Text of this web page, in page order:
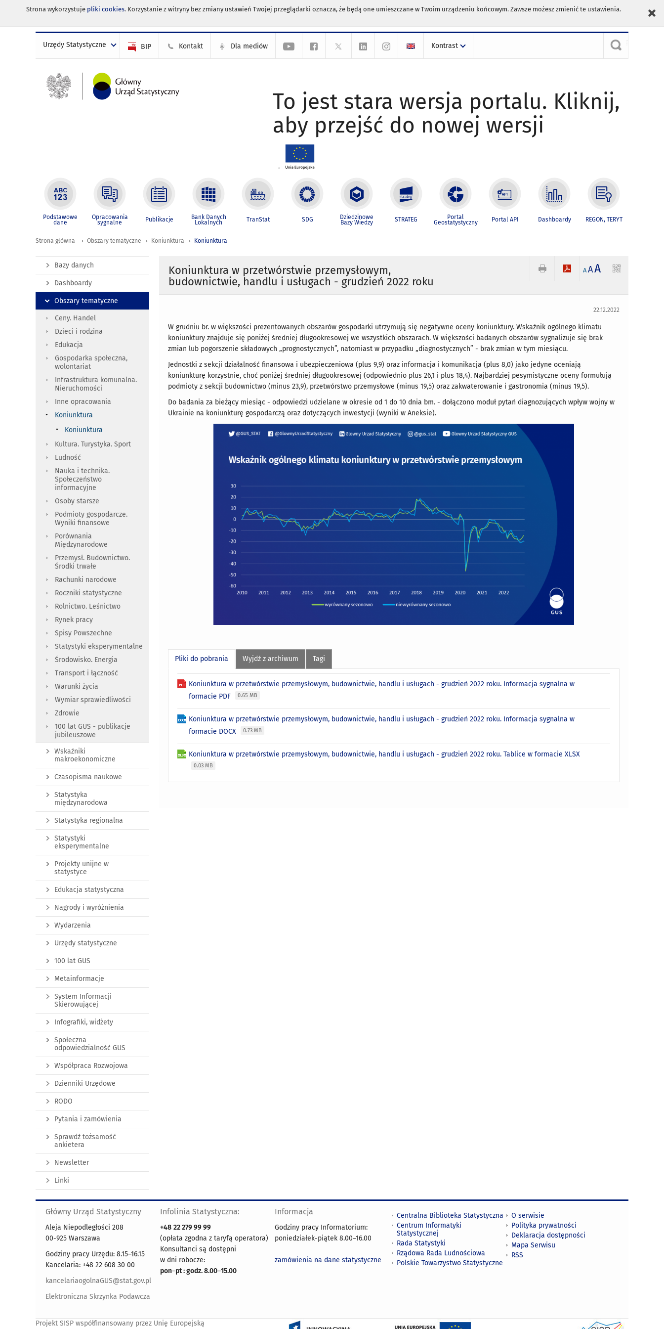
Strona wykorzystuje pliki cookies. Korzystanie z witryny bez zmiany ustawień Twojej przeglądarki oznacza, że będą one umieszczane w Twoim urządzeniu końcowym. Zawsze możesz zmienić te ustawienia.
Urzędy Statystyczne BIP Kontakt Dla mediów Kontrast
To jest stara wersja portalu. Kliknij,
aby przejść do nowej wersji
Podstawowe
dane
Opracowania
sygnalne Publikacje Bank Danych
Lokalnych TranStat SDG Dziedzinowe
Bazy Wiedzy STRATEG Portal
Geostatystyczny Portal API Dashboardy REGON, TERYT
Strona główna Obszary tematyczne Koniunktura Koniunktura
Koniunktura w przetwórstwie przemysłowym,
budownictwie, handlu i usługach - grudzień 2022 roku
A AA
22.12.2022
W grudniu br. w większości prezentowanych obszarów gospodarki utrzymują się negatywne oceny koniunktury. Wskaźnik ogólnego klimatu
koniunktury znajduje się poniżej średniej długookresowej we wszystkich obszarach. W większości badanych obszarów sygnalizuje się brak
zmian lub pogorszenie składowych „prognostycznych”, natomiast w przypadku „diagnostycznych” - brak zmian w tym miesiącu.
Jednostki z sekcji działalność finansowa i ubezpieczeniowa (plus 9,9) oraz informacja i komunikacja (plus 8,0) jako jedyne oceniają
koniunkturę korzystnie, choć poniżej średniej długookresowej (odpowiednio plus 26,1 i plus 18,4). Najbardziej pesymistyczne oceny formułują
podmioty z sekcji budownictwo (minus 23,9), przetwórstwo przemysłowe (minus 19,5) oraz zakwaterowanie i gastronomia (minus 19,5).
Do badania za bieżący miesiąc - odpowiedzi udzielane w okresie od 1 do 10 dnia bm. - dołączono moduł pytań diagnozujących wpływ wojny w
Ukrainie na koniunkturę gospodarczą oraz dotyczących inwestycji (wyniki w Aneksie).
Pliki do pobrania Wyjdź z archiwum Tagi
Koniunktura w przetwórstwie przemysłowym, budownictwie, handlu i usługach - grudzień 2022 roku. Informacja sygnalna w
formacie PDF
0.65 MB
Koniunktura w przetwórstwie przemysłowym, budownictwie, handlu i usługach - grudzień 2022 roku. Informacja sygnalna w
formacie DOCX
0.73 MB
Koniunktura w przetwórstwie przemysłowym, budownictwie, handlu i usługach - grudzień 2022 roku. Tablice w formacie XLSX
0.03 MB
Bazy danych
Dashboardy
Obszary tematyczne
Ceny. Handel
Dzieci i rodzina
Edukacja
Gospodarka społeczna,
wolontariat
Infrastruktura komunalna.
Nieruchomości
Inne opracowania
Koniunktura
Koniunktura
Kultura. Turystyka. Sport
Ludność
Nauka i technika.
Społeczeństwo
informacyjne
Osoby starsze
Podmioty gospodarcze.
Wyniki finansowe
Porównania
Międzynarodowe
Przemysł. Budownictwo.
Środki trwałe
Rachunki narodowe
Roczniki statystyczne
Rolnictwo. Leśnictwo
Rynek pracy
Spisy Powszechne
Statystyki eksperymentalne
Środowisko. Energia
Transport i łączność
Warunki życia
Wymiar sprawiedliwości
Zdrowie
100 lat GUS - publikacje
jubileuszowe
Wskaźniki
makroekonomiczne
Czasopisma naukowe
Statystyka
międzynarodowa
Statystyka regionalna
Statystyki
eksperymentalne
Projekty unijne w
statystyce
Edukacja statystyczna
Nagrody i wyróżnienia
Wydarzenia
Urzędy statystyczne
100 lat GUS
Metainformacje
System Informacji
Skierowującej
Infografiki, widżety
Społeczna
odpowiedzialność GUS
Współpraca Rozwojowa
Dzienniki Urzędowe
RODO
Pytania i zamówienia
Sprawdź tożsamość
ankietera
Newsletter
Linki
Główny Urząd Statystyczny
Aleja Niepodległości 208
00-925 Warszawa
Godziny pracy Urzędu: 8.15–16.15
Kancelaria: +48 22 608 30 00
kancelariaogolnaGUS@stat.gov.pl
Elektroniczna Skrzynka Podawcza
Infolinia Statystyczna:
+48 22 279 99 99
(opłata zgodna z taryfą operatora)
Konsultanci są dostępni
w dni robocze:
pon–pt : godz. 8.00–15.00
Informacja
Godziny pracy Informatorium:
poniedziałek-piątek 8.00–16.00
zamówienia na dane statystyczne
Centralna Biblioteka Statystyczna
Centrum Informatyki
Statystycznej
Rada Statystyki
Rządowa Rada Ludnościowa
Polskie Towarzystwo Statystyczne
O serwisie
Polityka prywatności
Deklaracja dostępności
Mapa Serwisu
RSS
Projekt SISP współfinansowany przez Unię Europejską